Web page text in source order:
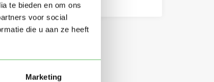
te bieden en om ons
voor social
die u aan ze heeft
Marketing